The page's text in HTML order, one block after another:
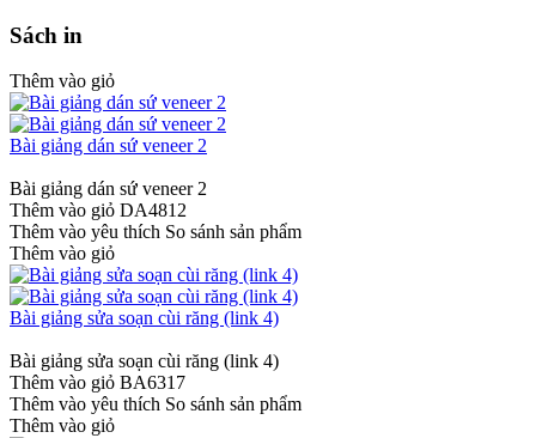
Sách in
Thêm vào giỏ
Bài giảng dán sứ veneer 2
Bài giảng dán sứ veneer 2
Thêm vào giỏ DA4812
Thêm vào yêu thích So sánh sản phẩm
Thêm vào giỏ
Bài giảng sửa soạn cùi răng (link 4)
Bài giảng sửa soạn cùi răng (link 4)
Thêm vào giỏ BA6317
Thêm vào yêu thích So sánh sản phẩm
Thêm vào giỏ